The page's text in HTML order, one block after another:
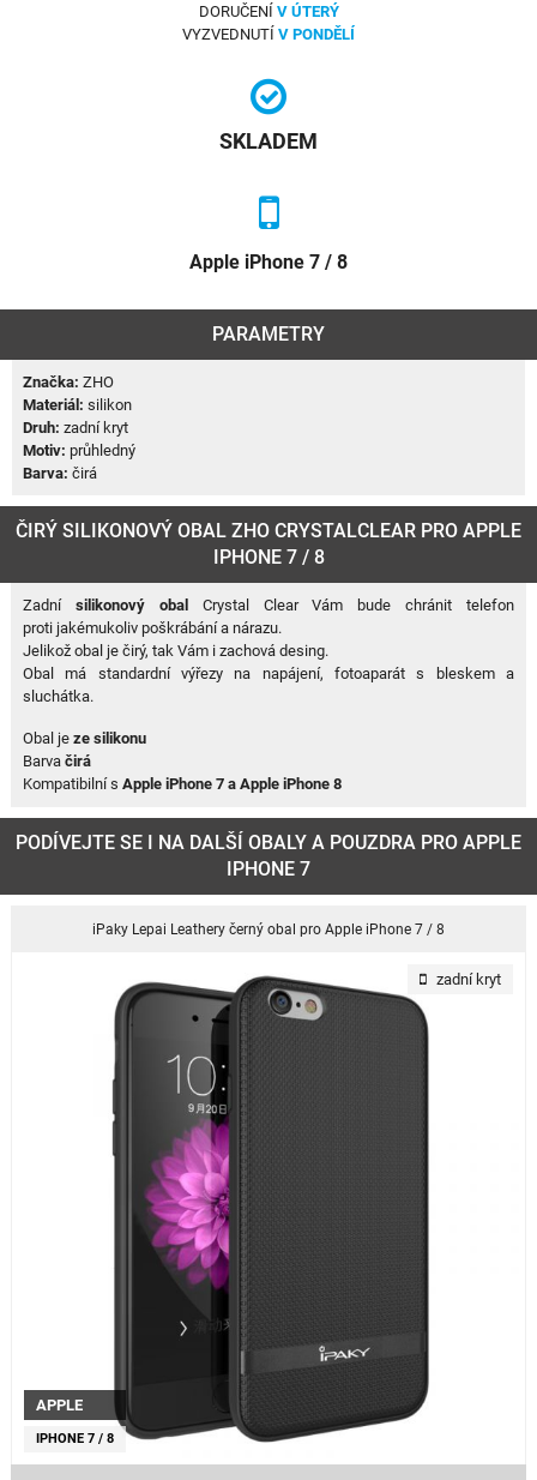
DORUČENÍ V ÚTERÝ
VYZVEDNUTÍ V PONDĚLÍ
SKLADEM
Apple iPhone 7 / 8
PARAMETRY
Značka: ZHO
Materiál: silikon
Druh: zadní kryt
Motiv: průhledný
Barva: čirá
ČIRÝ SILIKONOVÝ OBAL ZHO CRYSTALCLEAR PRO APPLE
IPHONE 7 / 8
Zadní silikonový obal
Crystal Clear Vám bude chránit telefon
proti jakémukoliv poškrábání a nárazu.
Jelikož obal je čirý, tak Vám i zachová desing.
Obal má standardní výřezy na napájení, fotoaparát s bleskem a
sluchátka.
Obal je ze silikonu
Barva čirá
Kompatibilní s Apple iPhone 7 a Apple iPhone 8
PODÍVEJTE SE I NA DALŠÍ OBALY A POUZDRA PRO APPLE
IPHONE 7
iPaky Lepai Leathery černý obal pro Apple iPhone 7 / 8
APPLE
IPHONE 7 / 8
zadní kryt